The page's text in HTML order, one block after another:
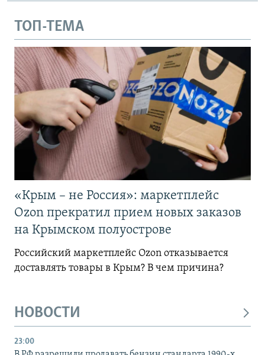
ТОП-ТЕМА
«Крым – не Россия»: маркетплейс
Ozon прекратил прием новых заказов
на Крымском полуострове
Российский маркетплейс Ozon отказывается
доставлять товары в Крым? В чем причина?
НОВОСТИ
23:00